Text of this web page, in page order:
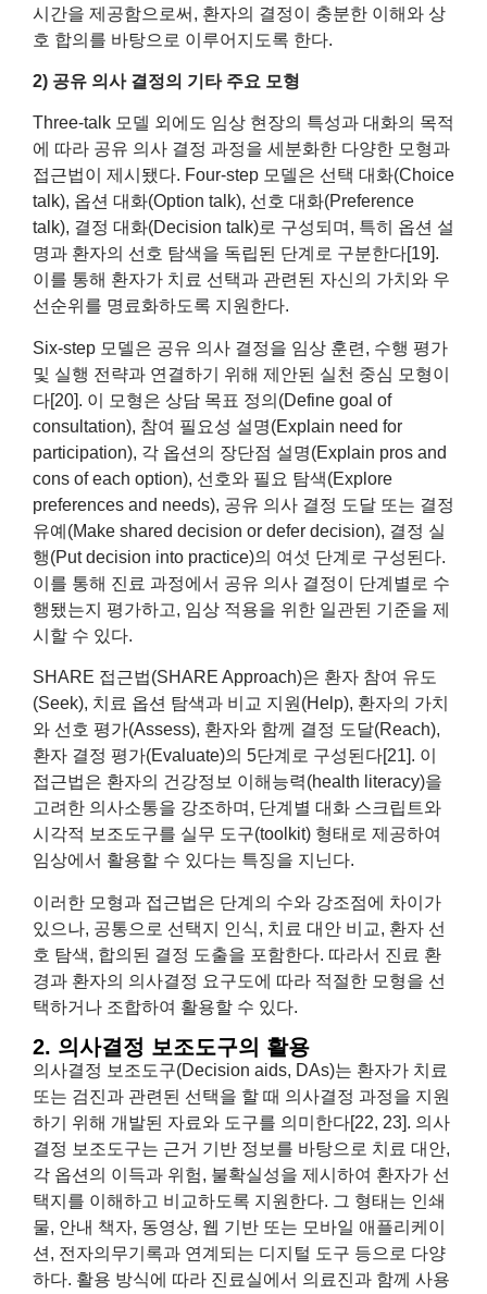
시간을 제공함으로써, 환자의 결정이 충분한 이해와 상
호 합의를 바탕으로 이루어지도록 한다.
2) 공유 의사 결정의 기타 주요 모형
Three‑talk 모델 외에도 임상 현장의 특성과 대화의 목적
에 따라 공유 의사 결정 과정을 세분화한 다양한 모형과
접근법이 제시됐다. Four-step 모델은 선택 대화(Choice
talk), 옵션 대화(Option talk), 선호 대화(Preference
talk), 결정 대화(Decision talk)로 구성되며, 특히 옵션 설
명과 환자의 선호 탐색을 독립된 단계로 구분한다[19].
이를 통해 환자가 치료 선택과 관련된 자신의 가치와 우
선순위를 명료화하도록 지원한다.
Six-step 모델은 공유 의사 결정을 임상 훈련, 수행 평가
및 실행 전략과 연결하기 위해 제안된 실천 중심 모형이
다[20]. 이 모형은 상담 목표 정의(Define goal of
consultation), 참여 필요성 설명(Explain need for
participation), 각 옵션의 장단점 설명(Explain pros and
cons of each option), 선호와 필요 탐색(Explore
preferences and needs), 공유 의사 결정 도달 또는 결정
유예(Make shared decision or defer decision), 결정 실
행(Put decision into practice)의 여섯 단계로 구성된다.
이를 통해 진료 과정에서 공유 의사 결정이 단계별로 수
행됐는지 평가하고, 임상 적용을 위한 일관된 기준을 제
시할 수 있다.
SHARE 접근법(SHARE Approach)은 환자 참여 유도
(Seek), 치료 옵션 탐색과 비교 지원(Help), 환자의 가치
와 선호 평가(Assess), 환자와 함께 결정 도달(Reach),
환자 결정 평가(Evaluate)의 5단계로 구성된다[21]. 이
접근법은 환자의 건강정보 이해능력(health literacy)을
고려한 의사소통을 강조하며, 단계별 대화 스크립트와
시각적 보조도구를 실무 도구(toolkit) 형태로 제공하여
임상에서 활용할 수 있다는 특징을 지닌다.
이러한 모형과 접근법은 단계의 수와 강조점에 차이가
있으나, 공통으로 선택지 인식, 치료 대안 비교, 환자 선
호 탐색, 합의된 결정 도출을 포함한다. 따라서 진료 환
경과 환자의 의사결정 요구도에 따라 적절한 모형을 선
택하거나 조합하여 활용할 수 있다.
2. 의사결정 보조도구의 활용
의사결정 보조도구(Decision aids, DAs)는 환자가 치료
또는 검진과 관련된 선택을 할 때 의사결정 과정을 지원
하기 위해 개발된 자료와 도구를 의미한다[22, 23]. 의사
결정 보조도구는 근거 기반 정보를 바탕으로 치료 대안,
각 옵션의 이득과 위험, 불확실성을 제시하여 환자가 선
택지를 이해하고 비교하도록 지원한다. 그 형태는 인쇄
물, 안내 책자, 동영상, 웹 기반 또는 모바일 애플리케이
션, 전자의무기록과 연계되는 디지털 도구 등으로 다양
하다. 활용 방식에 따라 진료실에서 의료진과 함께 사용